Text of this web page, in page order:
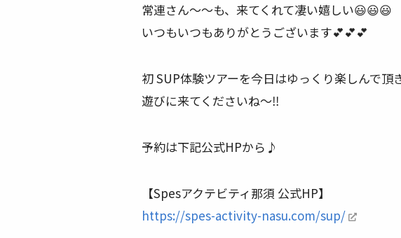
常連さん〜〜も、来てくれて凄い嬉しい😃😃😃
いつもいつもありがとうございます💕💕💕
初 SUP体験ツアーを今日はゆっくり楽しんで
遊びに来てくださいね〜‼️
予約は下記公式HPから♪
【Spesアクテビティ那須 公式HP】
https://spes-activity-nasu.com/sup/